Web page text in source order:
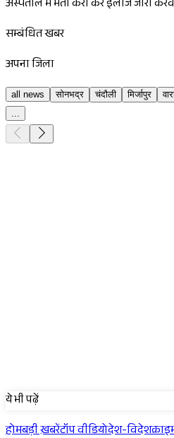
अस्पताल में भर्ती करा कर इलाज जारी
सम्बंधित खबर
अपना जिला
all news सोनभद्र चंदौली मिर्जापुर
...
ये भी पढ़ें
होमबड़ी ख़बरेंटॉप वीडियोदेश-विदेश